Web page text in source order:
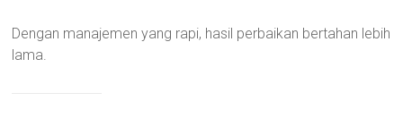
Dengan manajemen yang rapi, hasil perbaikan bertahan lebih
lama.